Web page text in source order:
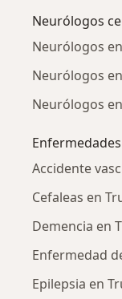
Neurólogos
Neurólogos
Neurólogos
Neurólogos
Accidente
Cefaleas en
Demencia en
Enfermedad
Epilepsia en